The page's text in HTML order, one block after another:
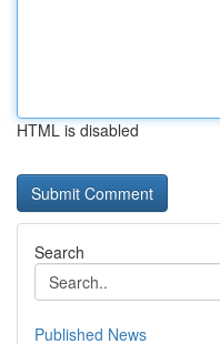
HTML is disabled
Search
Published News